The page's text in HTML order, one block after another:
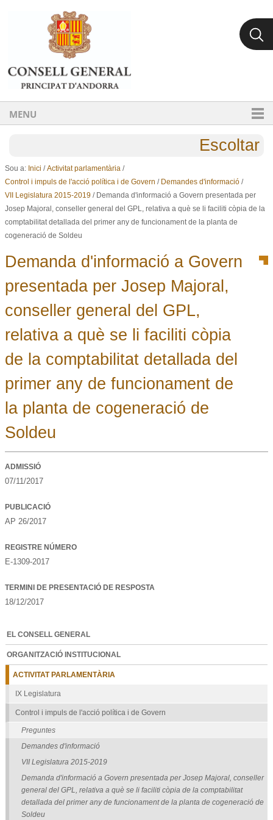
Ves al contingut.
Salta a la navegació
MENU
Escoltar
Sou a: Inici /Activitat parlamentària /
Control i impuls de l'acció política i de Govern / Demandes d'informació /
VII Legislatura 2015-2019 / Demanda d'informació a Govern presentada per
Josep Majoral, conseller general del GPL, relativa a què se li faciliti còpia de la
comptabilitat detallada del primer any de funcionament de la planta de
cogeneració de Soldeu
Demanda d'informació a Govern
presentada per Josep Majoral,
conseller general del GPL,
relativa a què se li faciliti còpia
de la comptabilitat detallada del
primer any de funcionament de
la planta de cogeneració de
Soldeu
ADMISSIÓ
07/11/2017
PUBLICACIÓ
AP 26/2017
REGISTRE NÚMERO
E-1309-2017
TERMINI DE PRESENTACIÓ DE RESPOSTA
18/12/2017
EL CONSELL GENERAL
ORGANITZACIÓ INSTITUCIONAL
ACTIVITAT PARLAMENTÀRIA
IX Legislatura
Control i impuls de l'acció política i de Govern
Preguntes
Demandes d'informació
VII Legislatura 2015-2019
Demanda d'informació a Govern presentada per Josep Majoral, conseller
general del GPL, relativa a què se li faciliti còpia de la comptabilitat
detallada del primer any de funcionament de la planta de cogeneració de
Soldeu